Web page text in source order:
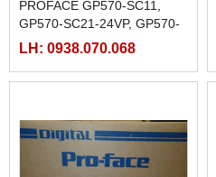
PROFACE GP570-SC11,
GP570-SC21-24VP, GP570-
SC31-24V, GP570-TC11
LH: 0938.070.068